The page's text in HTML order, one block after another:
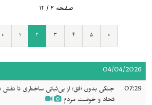
صفحه ۲ / ۱۴
‹ ۱ ۲ ۳ ۴ ۵ ›
04/04/2026
07:29
جنگی بدون افق؛ از بی‌ثباتی ساختاری تا نقش
اتحاد و خواست مردم